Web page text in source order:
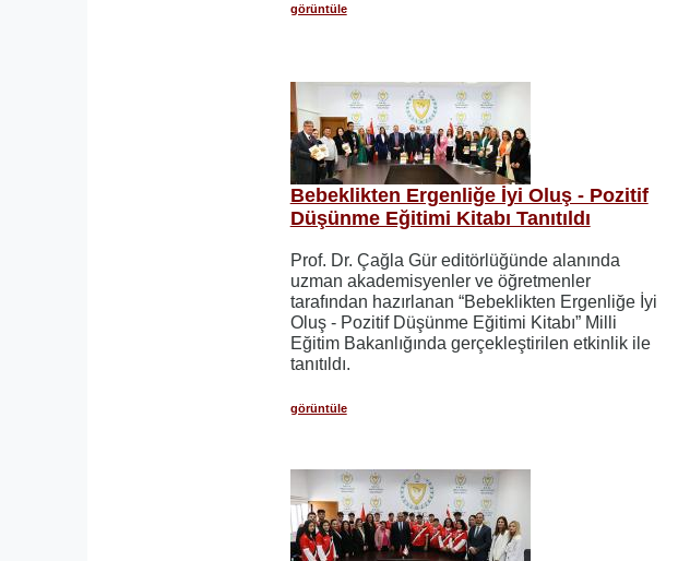
görüntüle
Bebeklikten Ergenliğe İyi Oluş - Pozitif
Düşünme Eğitimi Kitabı Tanıtıldı
Prof. Dr. Çağla Gür editörlüğünde alanında
uzman akademisyenler ve öğretmenler
tarafından hazırlanan “Bebeklikten Ergenliğe İyi
Oluş - Pozitif Düşünme Eğitimi Kitabı” Milli
Eğitim Bakanlığında gerçekleştirilen etkinlik ile
tanıtıldı.
görüntüle